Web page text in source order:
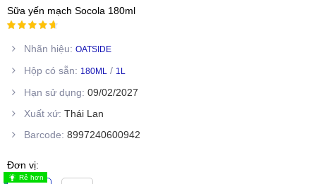
Sữa yến mạch Socola 180ml
Nhãn hiệu: OATSIDE
Hộp có sẵn: 180ML / 1L
Hạn sử dụng: 09/02/2027
Xuất xứ: Thái Lan
Barcode: 8997240600942
Đơn vị:
Rẻ hơn